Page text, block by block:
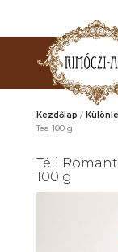
Kezdőlap /
Tea 100 g
Téli
100 g